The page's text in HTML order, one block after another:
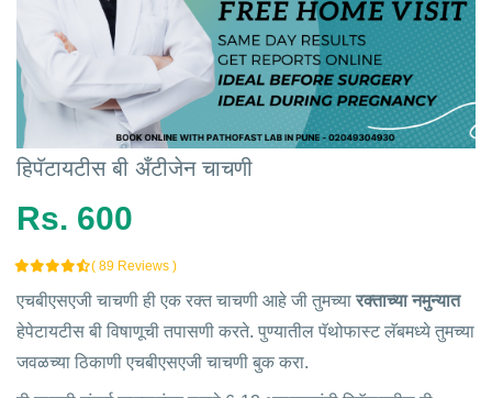
हिपॅटायटीस बी अँटीजेन चाचणी
Rs. 600
( 89 Reviews )
एचबीएसएजी चाचणी ही एक रक्त चाचणी आहे जी तुमच्यारक्ताच्या नमुन्यात
हेपेटायटीस बी विषाणूची तपासणी करते. पुण्यातील पॅथोफास्ट लॅबमध्ये तुमच्या
जवळच्या ठिकाणी एचबीएसएजी चाचणी बुक करा.